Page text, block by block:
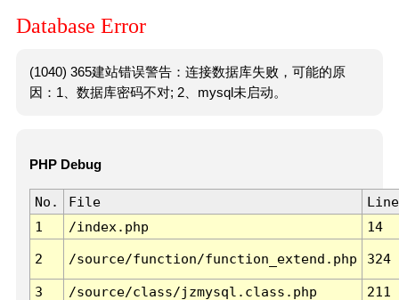
Database Error
(1040) 365建站错误警告：连接数据库失败，可能的原
因：1、数据库密码不对; 2、mysql未启动。
PHP Debug
No. File
Line
1
/index.php 14
2 /source/function/function_extend.php 324
3 /source/class/jzmysql.class.php
211